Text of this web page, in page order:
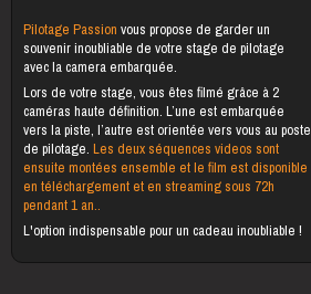
Pilotage Passionvous propose de garder un
souvenir inoubliable de votre stage de pilotage
avec la camera embarquée.
Lors de votre stage, vous êtes filmé grâce à 2
caméras haute définition. L’une est embarquée
vers la piste, l’autre est orientée vers vous au poste
de pilotage.Les deux séquences videos sont
ensuite montées ensemble et le film est disponible
en téléchargement et en streaming sous 72h
pendant 1 an..
L'option indispensable pour un cadeau inoubliable !